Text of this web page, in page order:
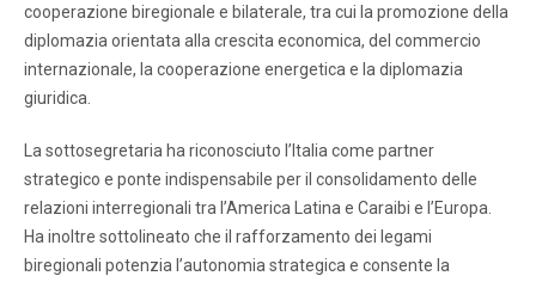
cooperazione biregionale e bilaterale, tra cui la promozione della
diplomazia orientata alla crescita economica, del commercio
internazionale, la cooperazione energetica e la diplomazia
giuridica.
La sottosegretaria ha riconosciuto l’Italia come partner
strategico e ponte indispensabile per il consolidamento delle
relazioni interregionali tra l’America Latina e Caraibi e l’Europa.
Ha inoltre sottolineato che il rafforzamento dei legami
biregionali potenzia l’autonomia strategica e consente la